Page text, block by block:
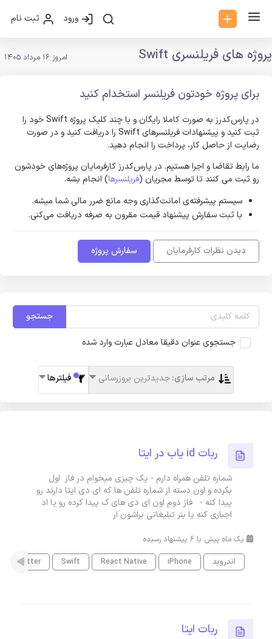
ورود ثبت نام
پروژه های فریلنسری Swift امروز 16 مرداد 1405
برای پروژه خودتون فریلنسر استخدام کنید
در پارس‌کدرز به صورت کاملا رایگان و با چند کلیک پروژه Swift خود را
ثبت کنید و پیشنهادات فریلنسر‌های Swift را دریافت کنید و در صورت
رضایت از حاصل کار، پرداخت را انجام دهید.
ما رابط تقاضا و اجرا هستیم. در پارس‌کدرز کارفرمایان پروژه‌های خودشون
رو ثبت می کنند تا توسط مجریان (فریلنسرها) انجام بشه.
سیستم پیشرفته‌ی امانت‌گذاری وجه مانع ضرر مالی شما میشه.
با ثبت سفارش پیشنهاد قیمت مقرون به صرفه دریافت می‌کنی.
دیدن نظرات کارفرمایان سفارش پروژه
جستجو
جستجوی عنوان دقیقا معادل عبارت وارد شده
مرتب سازی:جدیدترین بروزرسانی فیلترها
ربات id یاب در ایتا
شماره تلفن همراه دارم - یک چیزی میخوام در فاز اول
بگرده و اون دسته از شماره تلفن ها که ای دی ایتا دارند رو
پیدا کنه - فاز دوم اون ای دی های ک پیدا کرده رو یا اد
اجباری کنه یا بنر تبلیغاتی براشون ار
یک ماه پیش با 6 پیشنهاد رسیده
اندروید
iPhone
React Native
Swift
Flutter
ربات ایتا